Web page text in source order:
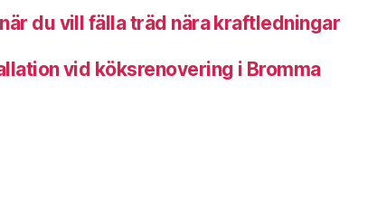
du vill fälla träd nära kraftledningar
vid köksrenovering i Bromma